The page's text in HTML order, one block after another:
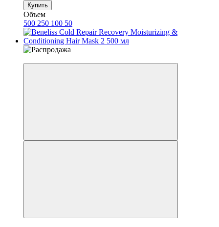
Купить
Объем
500 250 100 50